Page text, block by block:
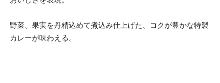
野菜、果実を丹精込めて煮込み仕上げた、コクが豊かな特製
カレーが味わえる。